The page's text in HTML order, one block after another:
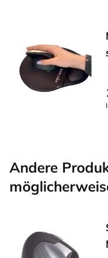
Andere